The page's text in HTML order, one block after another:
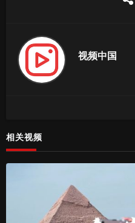
视频中国
相关视频